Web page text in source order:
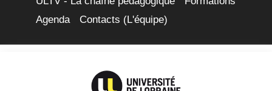
Agenda
Contacts (L'équipe)